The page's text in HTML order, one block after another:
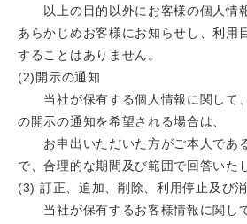
以上の目的以外にお客様の個人情報
あらかじめお客様にお知らせし、利用
することはありません。
(2)開示の通知
当社が保有する個人情報に関して
の開示の通知を希望される場合は、
お申出いただいた方がご本人であ
で、合理的な期間及び範囲で回答いた
(3) 訂正、追加、削除、利用停止及び
当社が保有するお客様情報に関し